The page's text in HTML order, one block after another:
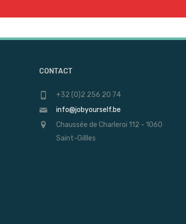
CONTACT
+32 (0)2 256 20 74
info@jobyourself.be
Chaussée de Charleroi 112 - 1060
Saint-Gillles